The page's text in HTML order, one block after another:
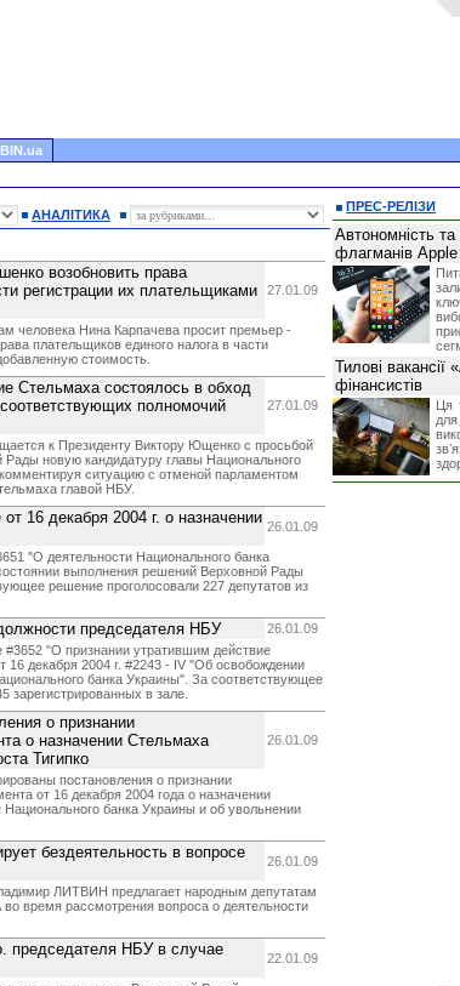
АНАЛІТИКА
возобновить права
регистрации их плательщиками
27.01.09
человека Нина Карпачева просит премьер -
плательщиков единого налога в части
стоимость.
Стельмаха состоялось в обход
полномочий
27.01.09
к Президенту Виктору Ющенко с просьбой
новую кандидатуру главы Национального
ситуацию с отменой парламентом
главой НБУ.
16 декабря 2004 г. о назначении 26.01.09
"О деятельности Национального банка
выполнения решений Верховной Рады
решение проголосовали 227 депутатов из
председателя НБУ
26.01.09
#3652 "О признании утратившим действие
декабря 2004 г. #2243 - IV "Об освобождении
банка Украины". За соответствующее
зарегистрированных в зале.
о признании
о назначении Стельмаха
Тигипко
26.01.09
постановления о признании
от 16 декабря 2004 года о назначении
банка Украины и об увольнении
бездеятельность в вопросе
26.01.09
ЛИТВИН предлагает народным депутатам
время рассмотрения вопроса о деятельности
председателя НБУ в случае
22.01.09
ПРЕС-РЕЛІЗИ
Автономність
флагманів
Тилові
фінансистів
Ця